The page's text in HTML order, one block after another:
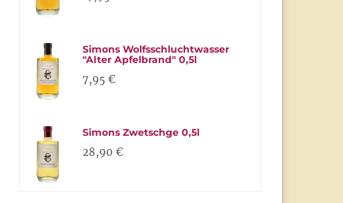
Simons Wolfsschluchtwasser
"Alter Apfelbrand" 0,5l
7,95 €
Simons Zwetschge 0,5l
28,90 €